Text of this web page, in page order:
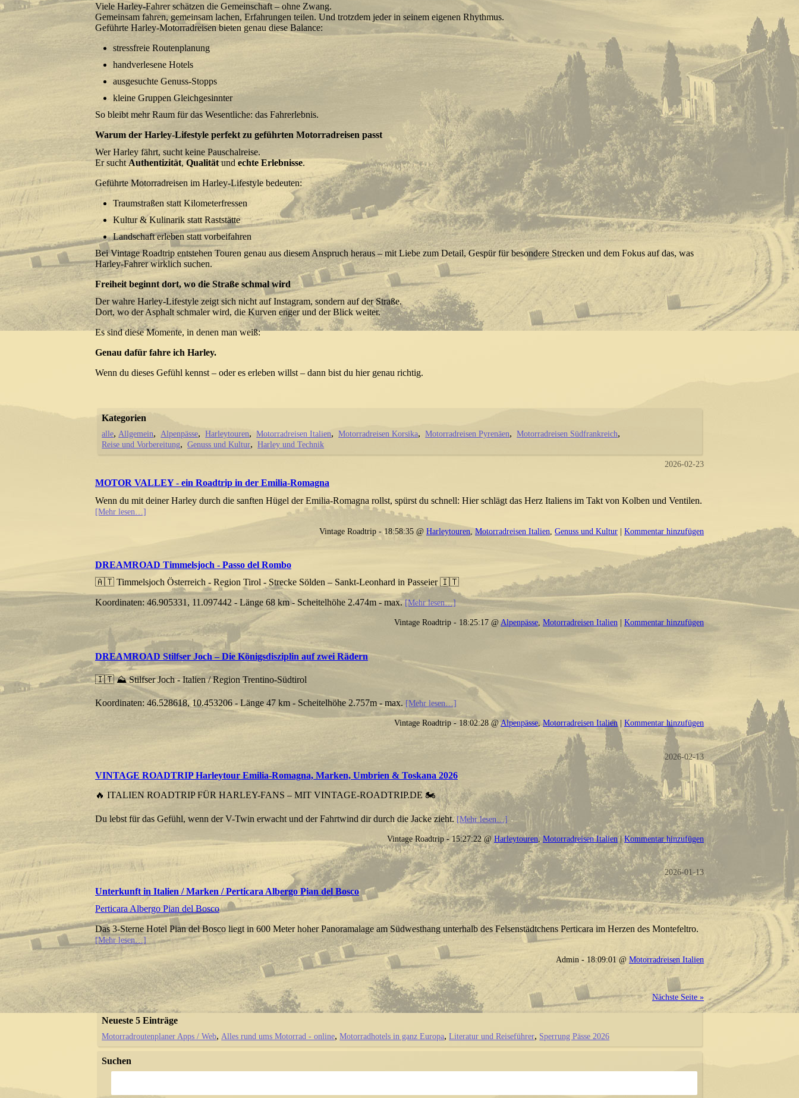
Viele Harley-Fahrer schätzen die Gemeinschaft – ohne Zwang.
Gemeinsam fahren, gemeinsam lachen, Erfahrungen teilen. Und trotzdem jeder in seinem eigenen Rhythmus.
Geführte Harley-Motorradreisen bieten genau diese Balance:
stressfreie Routenplanung
handverlesene Hotels
ausgesuchte Genuss-Stopps
kleine Gruppen Gleichgesinnter
So bleibt mehr Raum für das Wesentliche: das Fahrerlebnis.
Warum der Harley-Lifestyle perfekt zu geführten Motorradreisen passt
Wer Harley fährt, sucht keine Pauschalreise.
Er suchtAuthentizität, Qualitätundechte Erlebnisse.
Geführte Motorradreisen im Harley-Lifestyle bedeuten:
Traumstraßen statt Kilometerfressen
Kultur & Kulinarik statt Raststätte
Landschaft erleben statt vorbeifahren
Bei Vintage Roadtrip entstehen Touren genau aus diesem Anspruch heraus – mit Liebe zum Detail, Gespür für besondere Strecken und dem Fokus auf das, was
Harley-Fahrer wirklich suchen.
Freiheit beginnt dort, wo die Straße schmal wird
Der wahre Harley-Lifestyle zeigt sich nicht auf Instagram, sondern auf der Straße.
Dort, wo der Asphalt schmaler wird, die Kurven enger und der Blick weiter.
Es sind diese Momente, in denen man weiß:
Genau dafür fahre ich Harley.
Wenn du dieses Gefühl kennst – oder es erleben willst – dann bist du hier genau richtig.
Kategorien
alle Allgemein Alpenpässe Harleytouren Motorradreisen Italien Motorradreisen Korsika Motorradreisen Pyrenäen
Motorradreisen Südfrankreich
Reise und Vorbereitung
Genuss und Kultur Harley und Technik
2026-02-23
MOTOR VALLEY - ein Roadtrip in der Emilia-Romagna
Wenn du mit deiner Harley durch die sanften Hügel der Emilia-Romagna rollst, spürst du schnell: Hier schlägt das Herz Italiens im Takt von Kolben und Ventilen.
[Mehr lesen…]
Vintage Roadtrip - 18:58:35 @ Harleytouren Motorradreisen Italien Genuss und Kultur | Kommentar hinzufügen
DREAMROAD Timmelsjoch - Passo del Rombo
🇦🇹 Timmelsjoch Österreich - Region Tirol - Strecke Sölden – Sankt-Leonhard in Passeier 🇮🇹
Koordinaten: 46.905331, 11.097442 - Länge 68 km - Scheitelhöhe 2.474m - max.[Mehr lesen…]
Vintage Roadtrip - 18:25:17 @Alpenpässe, Motorradreisen Italien | Kommentar hinzufügen
DREAMROAD Stilfser Joch – Die Königsdisziplin auf zwei Rädern
🇮🇹 ⛰ Stilfser Joch - Italien / Region Trentino-Südtirol
Koordinaten: 46.528618, 10.453206 - Länge 47 km - Scheitelhöhe 2.757m - max. [Mehr lesen…]
Vintage Roadtrip - 18:02:28 @Alpenpässe,Motorradreisen Italien| Kommentar hinzufügen
2026-02-13
VINTAGE ROADTRIP Harleytour Emilia-Romagna, Marken, Umbrien & Toskana 2026
🔥 ITALIEN ROADTRIP FÜR HARLEY-FANS – MIT VINTAGE-ROADTRIP.DE 🏍️
Du lebst für das Gefühl, wenn der V-Twin erwacht und der Fahrtwind dir durch die Jacke zieht.[Mehr lesen…]
Vintage Roadtrip - 15:27:22 @Harleytouren,Motorradreisen Italien|Kommentar hinzufügen
2026-01-13
Unterkunft in Italien / Marken / Perticara Albergo Pian del Bosco
Perticara Albergo Pian del Bosco
Das 3-Sterne Hotel Pian del Bosco liegt in 600 Meter hoher Panoramalage am Südwesthang unterhalb des Felsenstädtchens Perticara im Herzen des Montefeltro.
[Mehr lesen…]
Admin - 18:09:01 @ Motorradreisen Italien
Nächste Seite »
Neueste 5 Einträge
Motorradroutenplaner Apps / Web Alles rund ums Motorrad - online Motorradhotels in ganz Europa Literatur und Reiseführer Sperrung Pässe 2026
Suchen